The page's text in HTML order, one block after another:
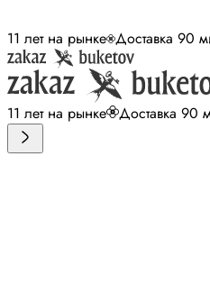
11 лет на рынке Доставка 90
11 лет на рынке Доставка 90